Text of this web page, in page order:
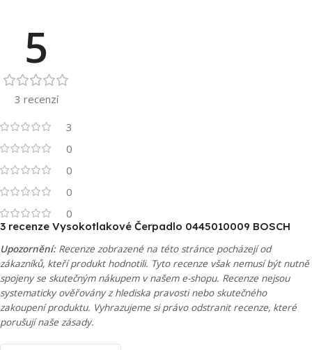
5
3 recenzí
3
0
0
0
0
3 recenze Vysokotlakové Čerpadlo 0445010009 BOSCH
Upozornění:Recenze zobrazené na této stránce pocházejí od
zákazníků, kteří produkt hodnotili. Tyto recenze však nemusí být nutně
spojeny se skutečným nákupem v našem e-shopu. Recenze nejsou
systematicky ověřovány z hlediska pravosti nebo skutečného
zakoupení produktu. Vyhrazujeme si právo odstranit recenze, které
porušují naše zásady.